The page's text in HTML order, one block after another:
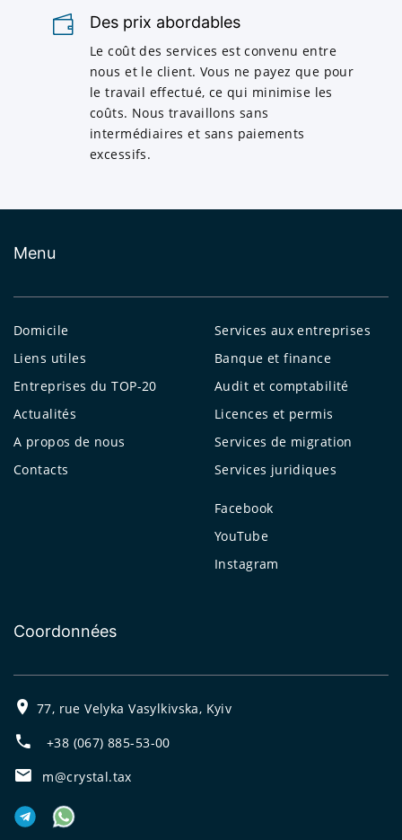
Des prix abordables
Le coût des services est convenu entre
nous et le client. Vous ne payez que pour
le travail effectué, ce qui minimise les
coûts. Nous travaillons sans
intermédiaires et sans paiements
excessifs.
Menu
Domicile
Liens utiles
Entreprises du TOP-20
Actualités
A propos de nous
Contacts
Services aux entreprises
Banque et finance
Audit et comptabilité
Licences et permis
Services de migration
Services juridiques
Facebook
YouTube
Instagram
Coordonnées
77, rue Velyka Vasylkivska, Kyiv
+38 (067) 885-53-00
m@crystal.tax